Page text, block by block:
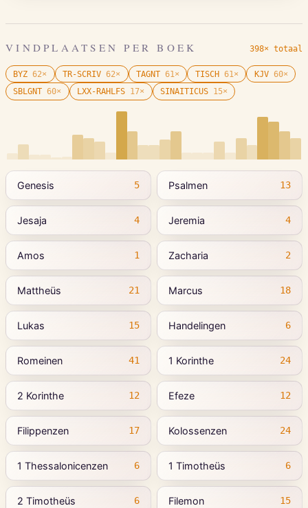
VINDPLAATSEN PER BOEK 398× totaal
BYZ 62× TR-SCRIV 62× TAGNT 61 × TISCH 61 × KJV 60×
SBLGNT 60× LXX-RAHLFS 17× SINAITICUS 15×
Genesis 5 Psalmen 13
Jesaja 4 Jeremia 4
Amos 1 Zacharia 2
Mattheüs 21 Marcus 18
Lukas 15 Handelingen 6
Romeinen 41 1 Korinthe 24
2 Korinthe 12 Efeze 12
Filippenzen 17 Kolossenzen 24
1 Thessalonicenzen 6 1 Timotheüs 6
2 Timotheüs 6 Filemon 15